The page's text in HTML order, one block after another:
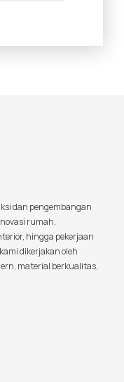
dan pengembangan
rumah,
hingga pekerjaan
dikerjakan oleh
material berkualitas,